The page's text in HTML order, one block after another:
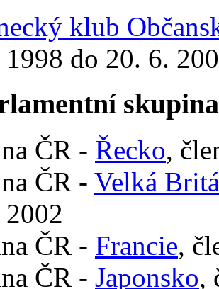
klub
do 20. 6.
ČR - Řecko,
ČR - Velká
ČR - Francie,
ČR - Japonsko,